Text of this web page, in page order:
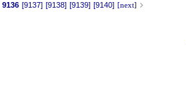
9136 [9137] [9138] [9139] [9140] [next]